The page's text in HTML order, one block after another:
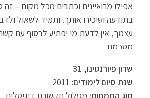
אפילו מרואיינים וכתבים מכל מקום –
בתודעה ושיכירו אותך. ותמיד לשאול
עצמך, אין לדעת מי יפתיע לבסוף עם
מסכמת.
שרון פיורנטינו, 31
שנת סיום לימודים: 2011
סוג התמחות: מסלול תקשורת דיגיטלית